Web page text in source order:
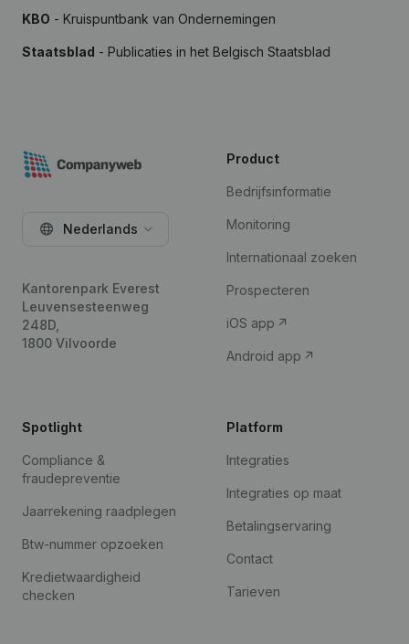
KBO - Kruispuntbank van Ondernemingen
Staatsblad - Publicaties in het Belgisch Staatsblad
Nederlands
Kantorenpark Everest
Leuvensesteenweg
248D,
1800 Vilvoorde
Product
Bedrijfsinformatie
Monitoring
Internationaal zoeken
Prospecteren
iOS app
Android app
Spotlight
Compliance &
fraudepreventie
Jaarrekening raadplegen
Btw-nummer opzoeken
Kredietwaardigheid
checken
Platform
Integraties
Integraties op maat
Betalingservaring
Contact
Tarieven